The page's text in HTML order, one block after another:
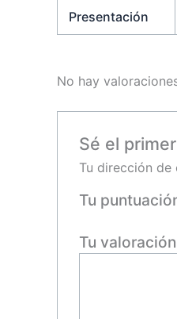
Presentación
No hay
Sé el
Tu dirección
Tu
Tu valoración